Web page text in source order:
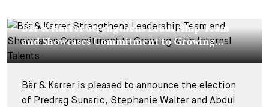
Bär & Karrer Strengthens Leadership Team
and Showcases Commitment to Growing...
Bär & Karrer is pleased to announce the election
of Predrag Sunaric, Stephanie Walter and Abdul